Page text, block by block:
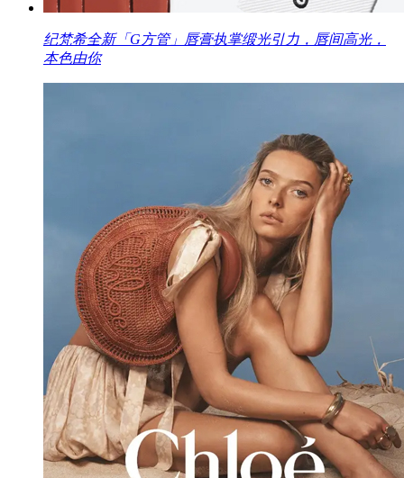
纪梵希全新「G方管」唇膏执掌缎光引力，唇间高光，
本色由你